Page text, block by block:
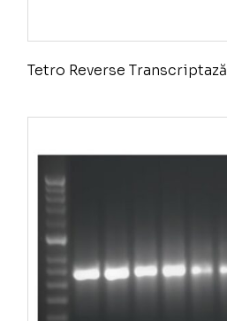
Tetro Reverse Transcriptază